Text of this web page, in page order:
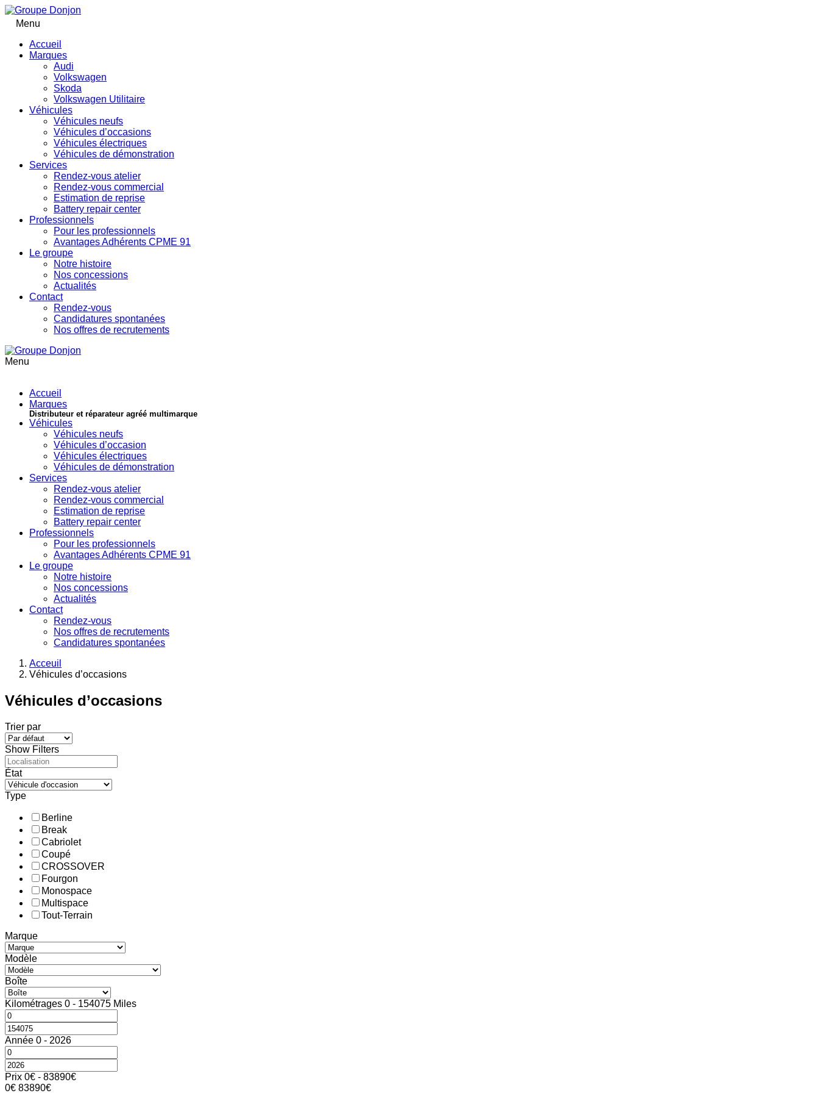
Menu
Accueil
Marques
Audi
Volkswagen
Skoda
Volkswagen Utilitaire
Véhicules
Véhicules neufs
Véhicules d’occasions
Véhicules électriques
Véhicules de démonstration
Services
Rendez-vous atelier
Rendez-vous commercial
Estimation de reprise
Battery repair center
Professionnels
Pour les professionnels
Avantages Adhérents CPME 91
Le groupe
Notre histoire
Nos concessions
Actualités
Contact
Rendez-vous
Candidatures spontanées
Nos offres de recrutements
Menu
Accueil
Marques
Distributeur et réparateur agréé multimarque
Véhicules
Véhicules neufs
Véhicules d’occasion
Véhicules électriques
Véhicules de démonstration
Services
Rendez-vous atelier
Rendez-vous commercial
Estimation de reprise
Battery repair center
Professionnels
Pour les professionnels
Avantages Adhérents CPME 91
Le groupe
Notre histoire
Nos concessions
Actualités
Contact
Rendez-vous
Nos offres de recrutements
Candidatures spontanées
Acceuil
Véhicules d’occasions
Véhicules d’occasions
Trier par
Show Filters
État
Type
Berline
Break
Cabriolet
Coupé
CROSSOVER
Fourgon
Monospace
Multispace
Tout-Terrain
Marque
Modèle
Boîte
Kilométrages 0 - 154075 Miles
Année 0 - 2026
Prix 0€ - 83890€
0€ 83890€